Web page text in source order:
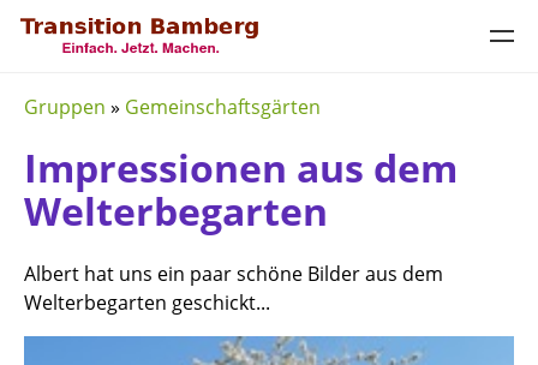
Gruppen » Gemeinschaftsgärten
Impressionen aus dem
Welterbegarten
Albert hat uns ein paar schöne Bilder aus dem
Welterbegarten geschickt...